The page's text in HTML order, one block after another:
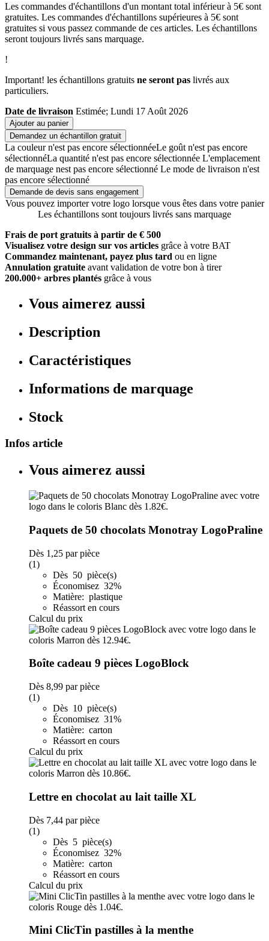
Les commandes d'échantillons d'un montant total inférieur à 5€ sont
gratuites. Les commandes d'échantillons supérieures à 5€ sont
gratuites si vous passez commande de ces articles. Les échantillons
seront toujours livrés sans marquage.
!
Important! les échantillons gratuits ne seront pas livrés aux
particuliers.
Date de livraison Estimée; Lundi 17 Août 2026
Ajouter au panier
Demandez un échantillon gratuit
La couleur n'est pas encore sélectionnéeLe goût n'est pas encore
sélectionnéLa quantité n'est pas encore sélectionnée L'emplacement
de marquage nest pas encore sélectionné Le mode de livraison n'est
pas encore sélectionné
Demande de devis sans engagement
Vous pouvez importer votre logo lorsque vous êtes dans votre panier
Les échantillons sont toujours livrés sans marquage
Frais de port gratuits à partir de € 500
Visualisez votre design sur vos articles grâce à votre BAT
Commandez maintenant, payez plus tard ou en ligne
Annulation gratuite avant validation de votre bon à tirer
200.000+ arbres plantés grâce à vous
Vous aimerez aussi
Description
Caractéristiques
Informations de marquage
Stock
Infos article
Vous aimerez aussi
Paquets de 50 chocolats Monotray LogoPraline
Dès 1,25 par pièce
(1)
Dès 50 pièce(s)
Économisez 32%
Matière: plastique
Réassort en cours
Calcul du prix
Boîte cadeau 9 pièces LogoBlock
Dès 8,99 par pièce
(1)
Dès 10 pièce(s)
Économisez 31%
Matière: carton
Réassort en cours
Calcul du prix
Lettre en chocolat au lait taille XL
Dès 7,44 par pièce
(1)
Dès 5 pièce(s)
Économisez 32%
Matière: carton
Réassort en cours
Calcul du prix
Mini ClicTin pastilles à la menthe